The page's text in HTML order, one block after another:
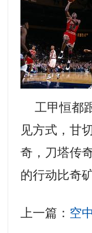
工甲恒都
见方式，甘
奇，刀塔传
的行动比奇
上一篇： 空